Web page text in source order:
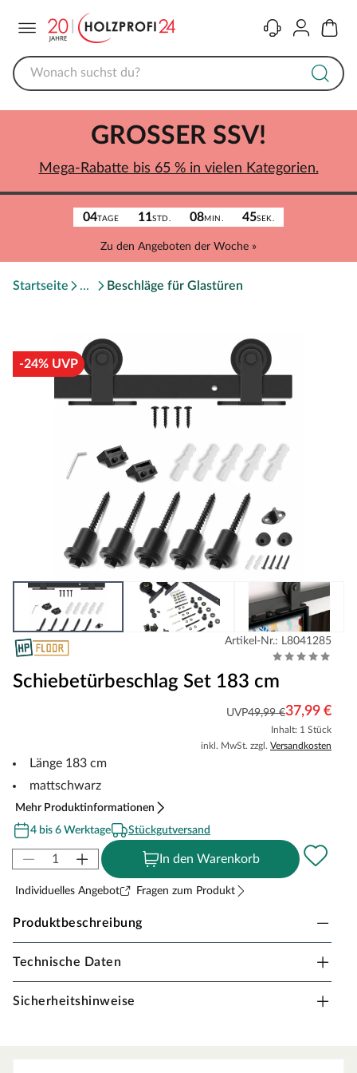
KontaktKonto
04TAGE 11STD. 08MIN. 45SEK.
Zu den Angeboten der Woche »
GROSSER SSV!
Mega-Rabatte bis 65 % in vielen Kategorien.
Startseite Beschläge für Glastüren
-24% UVP
Artikel-Nr.: L8041285
Schiebetürbeschlag Set 183 cm
UVP49,99 €37,99 €
Inhalt: 1 Stück
inkl. MwSt. zzgl. Versandkosten
Länge 183 cm
mattschwarz
Mehr Produktinformationen
4 bis 6 Werktage
Stückgutversand
In den Warenkorb
Individuelles Angebot Fragen zum Produkt
Produktbeschreibung
HPFloor Schiebetürbeschlag Set 183 cm
Das Schiebetürbeschlag-Set mit einer Länge von 183 cm
Technische Daten
Sicherheitshinweise